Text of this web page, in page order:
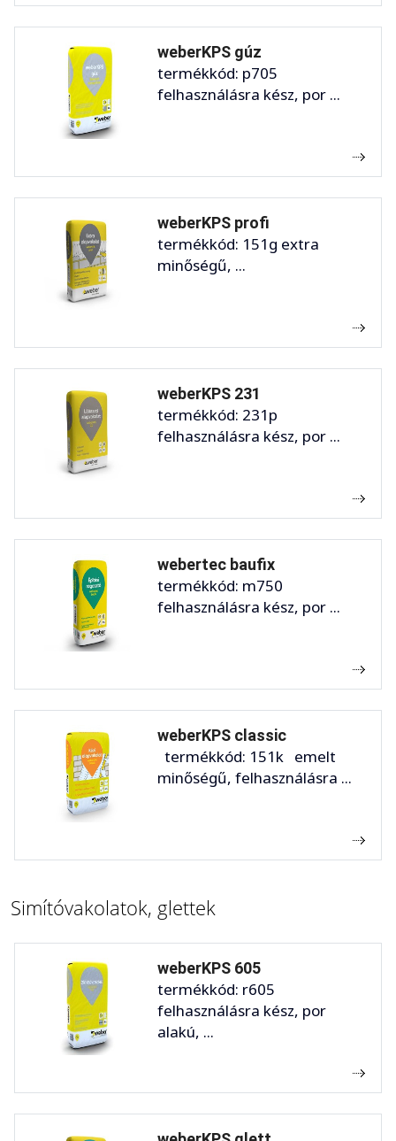
weberKPS gúz
termékkód: p705
felhasználásra kész, por ...
weberKPS profi
termékkód: 151g extra
minőségű, ...
weberKPS 231
termékkód: 231p
felhasználásra kész, por ...
webertec baufix
termékkód: m750
felhasználásra kész, por ...
weberKPS classic
termékkód: 151k emelt
minőségű, felhasználásra ...
Simítóvakolatok, glettek
weberKPS 605
termékkód: r605
felhasználásra kész, por
alakú, ...